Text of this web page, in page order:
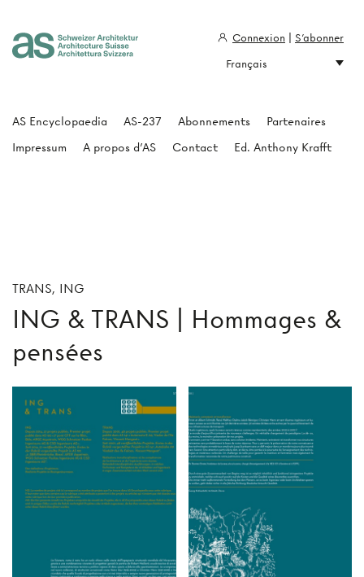
TRANS, ING
ING & TRANS | Hommages &
pensées
AS Encyclopaedia AS-237 Abonnements
Partenaires
Impressum
A propos d'AS Contact Ed. Anthony Krafft
Connexion
S'abonner
Français